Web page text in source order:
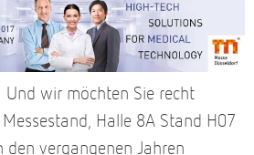
wir möchten Sie recht
Halle 8A Stand H07
den vergangenen Jahren